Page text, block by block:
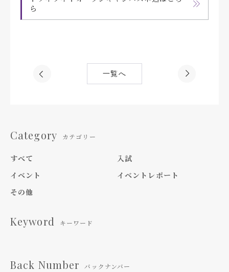
ら
一覧へ
Category カテゴリー
すべて
入試
イベント
イベントレポート
その他
Keyword キーワード
Back Number バックナンバー